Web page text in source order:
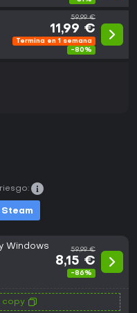
59,99 €
11,99 €
Termina en 1 semana
-80%
Steam
Windows
59,99 €
8,15 €
-86%
copy